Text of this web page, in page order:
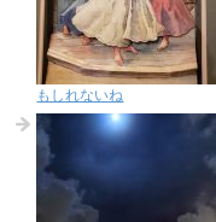
もしれないね